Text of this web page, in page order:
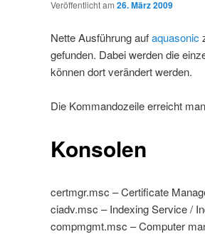
Veröffentlicht am 26. März 2009
Nette Ausführung aufaquasonic
gefunden. Dabei werden die
können dort verändert werden.
Die Kommandozeile erreicht
Konsolen
certmgr.msc – Certificate
ciadv.msc – Indexing Service /
compmgmt.msc – Computer